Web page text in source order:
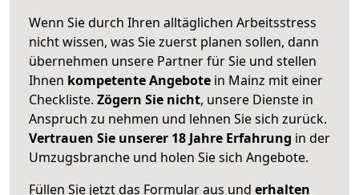
Wenn Sie durch Ihren alltäglichen Arbeitsstress
nicht wissen, was Sie zuerst planen sollen, dann
übernehmen unsere Partner für Sie und stellen
Ihnen kompetente Angebote in Mainz mit einer
Checkliste. Zögern Sie nicht, unsere Dienste in
Anspruch zu nehmen und lehnen Sie sich zurück.
Vertrauen Sie unserer 18 Jahre Erfahrung in der
Umzugsbranche und holen Sie sich Angebote.
Füllen Sie jetzt das Formular aus und erhalten